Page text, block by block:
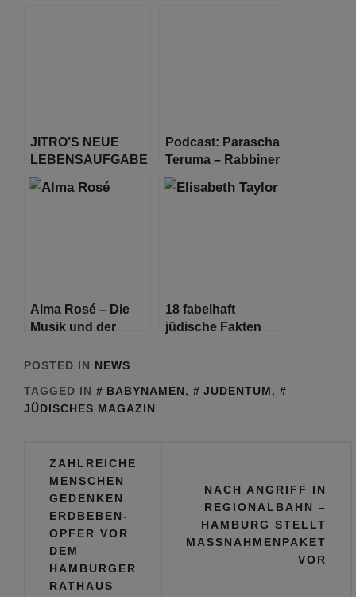
JITRO’S NEUE
LEBENSAUFGABE
Podcast: Parascha
Teruma – Rabbiner
Shlomo Bistritzky
Alma Rosé – Die
Musik und der
18 fabelhaft
jüdische Fakten
POSTED IN NEWS
TAGGED IN
BABYNAMEN, JUDENTUM,
JÜDISCHES MAGAZIN
Beitragsnavigation
ZAHLREICHE
MENSCHEN
GEDENKEN
ERDBEBEN-
OPFER VOR
DEM
HAMBURGER
RATHAUS
NACH ANGRIFF IN
REGIONALBAHN –
HAMBURG STELLT
MASSNAHMENPAKET V
OR